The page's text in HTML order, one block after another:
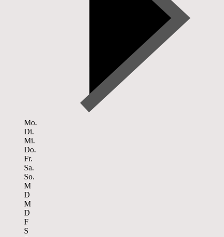
Mo.
Di.
Mi.
Do.
Fr.
Sa.
So.
M
D
M
D
F
S